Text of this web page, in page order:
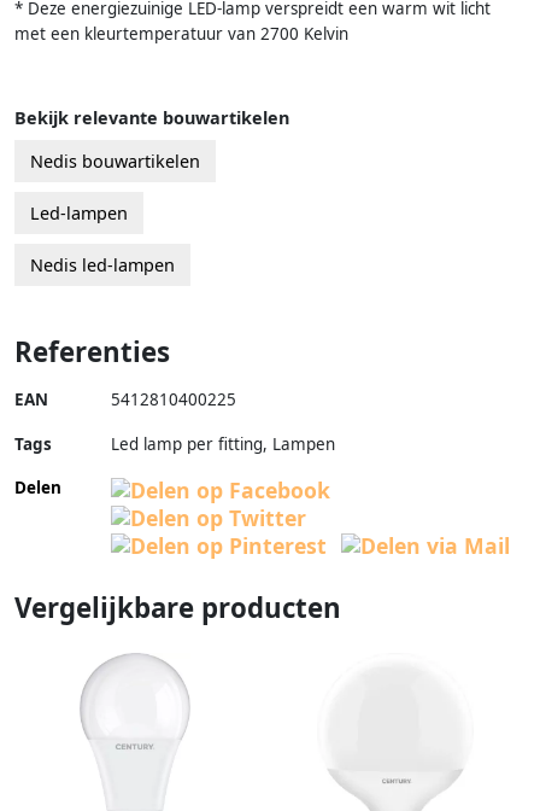
* Deze energiezuinige LED-lamp verspreidt een warm wit licht
met een kleurtemperatuur van 2700 Kelvin
Bekijk relevante bouwartikelen
Nedis bouwartikelen
Led-lampen
Nedis led-lampen
Referenties
EAN 5412810400225
Tags
Led lamp per fitting, Lampen
Delen
Vergelijkbare producten